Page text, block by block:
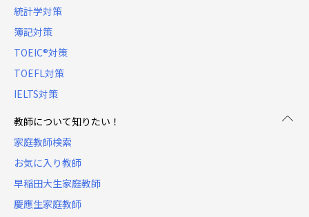
統計学対策
簿記対策
TOEIC®対策
TOEFL対策
IELTS対策
教師について知りたい！
家庭教師検索
お気に入り教師
早稲田大生家庭教師
慶應生家庭教師